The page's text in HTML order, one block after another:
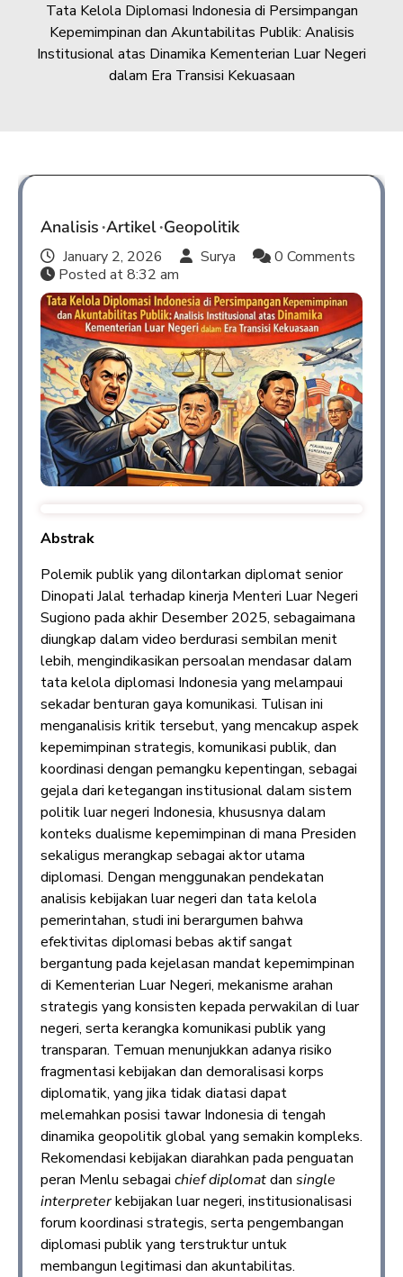
Tata Kelola Diplomasi Indonesia di Persimpangan
Kepemimpinan dan Akuntabilitas Publik: Analisis
Institusional atas Dinamika Kementerian Luar Negeri
dalam Era Transisi Kekuasaan
Analisis Artikel Geopolitik
January 2, 2026 Surya
0 Comments
Posted at8:32 am
Abstrak
Polemik publik yang dilontarkan diplomat senior
Dinopati Jalal terhadap kinerja Menteri Luar Negeri
Sugiono pada akhir Desember 2025, sebagaimana
diungkap dalam video berdurasi sembilan menit
lebih, mengindikasikan persoalan mendasar dalam
tata kelola diplomasi Indonesia yang melampaui
sekadar benturan gaya komunikasi. Tulisan ini
menganalisis kritik tersebut, yang mencakup aspek
kepemimpinan strategis, komunikasi publik, dan
koordinasi dengan pemangku kepentingan, sebagai
gejala dari ketegangan institusional dalam sistem
politik luar negeri Indonesia, khususnya dalam
konteks dualisme kepemimpinan di mana Presiden
sekaligus merangkap sebagai aktor utama
diplomasi. Dengan menggunakan pendekatan
analisis kebijakan luar negeri dan tata kelola
pemerintahan, studi ini berargumen bahwa
efektivitas diplomasi bebas aktif sangat
bergantung pada kejelasan mandat kepemimpinan
di Kementerian Luar Negeri, mekanisme arahan
strategis yang konsisten kepada perwakilan di luar
negeri, serta kerangka komunikasi publik yang
transparan. Temuan menunjukkan adanya risiko
fragmentasi kebijakan dan demoralisasi korps
diplomatik, yang jika tidak diatasi dapat
melemahkan posisi tawar Indonesia di tengah
dinamika geopolitik global yang semakin kompleks.
Rekomendasi kebijakan diarahkan pada penguatan
peran Menlu sebagai chief diplomatdan single
interpreterkebijakan luar negeri, institusionalisasi
forum koordinasi strategis, serta pengembangan
diplomasi publik yang terstruktur untuk
membangun legitimasi dan akuntabilitas.